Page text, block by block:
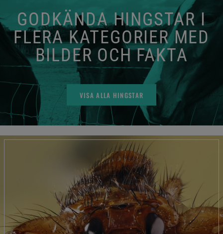
GODKÄNDA HINGSTAR I
FLERA KATEGORIER MED
BILDER OCH FAKTA
VISA ALLA HINGSTAR